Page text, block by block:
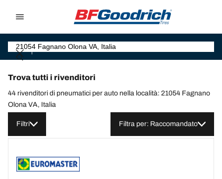
Trova tutti i rivenditori
44 rivenditori di pneumatici per auto nella località: 21054 Fagnano
Olona VA, Italia
Filtri Filtra per: Raccomandato